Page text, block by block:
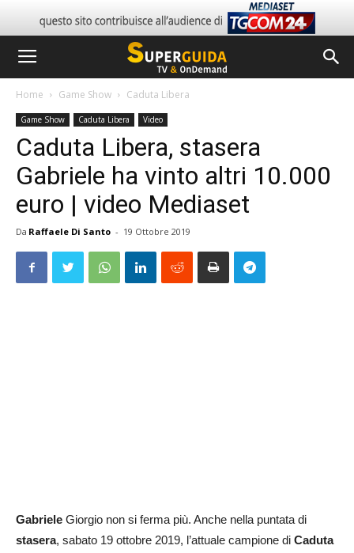
Home Game Show Caduta Libera
Game Show Caduta Libera Video
Caduta Libera, stasera
Gabriele ha vinto altri 10.000
euro | video Mediaset
Da Raffaele Di Santo - 19 Ottobre 2019
Gabriele Giorgio non si ferma più. Anche nella puntata di
stasera, sabato 19 ottobre 2019, l’attuale campione di Caduta